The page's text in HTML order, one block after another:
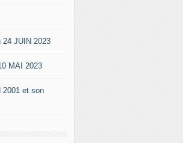
24 JUIN 2023
MAI 2023
2001 et son